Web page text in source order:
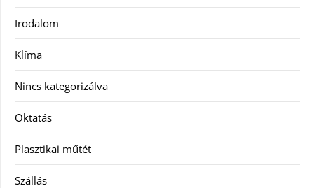
Irodalom
Klíma
Nincs kategorizálva
Oktatás
Plasztikai műtét
Szállás